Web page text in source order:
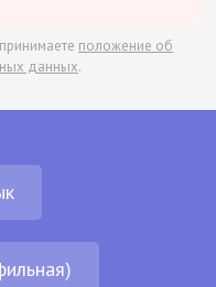
положение об
данных.